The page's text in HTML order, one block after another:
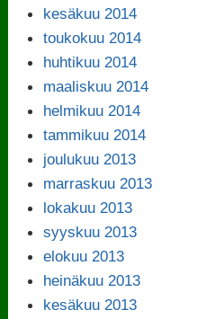
kesäkuu 2014
toukokuu 2014
huhtikuu 2014
maaliskuu 2014
helmikuu 2014
tammikuu 2014
joulukuu 2013
marraskuu 2013
lokakuu 2013
syyskuu 2013
elokuu 2013
heinäkuu 2013
kesäkuu 2013